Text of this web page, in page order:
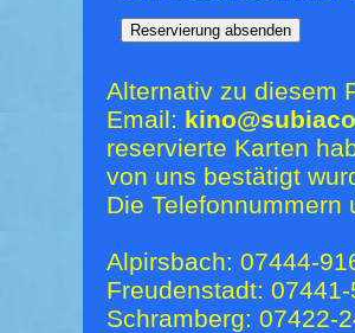
Alternativ zu diesem
Email:
reservierte Karten
von uns bestätigt
Die Telefonnummern
Alpirsbach: 07444-
Freudenstadt:
Schramberg: 07422-